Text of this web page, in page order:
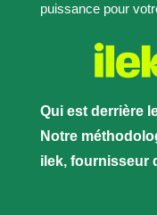
puissance pour
Qui est derrière
Notre
ilek, fournisseur